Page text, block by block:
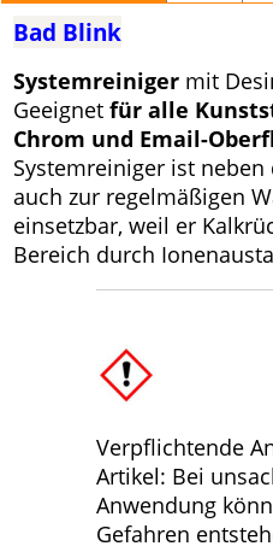
Bad Blink
Systemreiniger mit
Geeignet für alle
Chrom und Email-
Systemreiniger ist
auch zur regelmäßigen
einsetzbar, weil er
Bereich durch
Verpflichtende
Artikel: Bei
Anwendung
Gefahren